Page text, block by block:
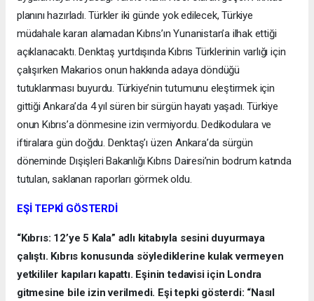
planını hazırladı. Türkler iki günde yok edilecek, Türkiye
müdahale kararı alamadan Kıbrıs’ın Yunanistan’a ilhak ettiği
açıklanacaktı. Denktaş yurtdışında Kıbrıs Türklerinin varlığı için
çalışırken Makarios onun hakkında adaya döndüğü
tutuklanması buyurdu. Türkiye’nin tutumunu eleştirmek için
gittiği Ankara’da 4 yıl süren bir sürgün hayatı yaşadı. Türkiye
onun Kıbrıs’a dönmesine izin vermiyordu. Dedikodulara ve
iftiralara gün doğdu. Denktaş’ı üzen Ankara’da sürgün
döneminde Dışişleri Bakanlığı Kıbrıs Dairesi’nin bodrum katında
tutulan, saklanan raporları görmek oldu.
EŞİ TEPKİ GÖSTERDİ
“Kıbrıs: 12’ye 5 Kala” adlı kitabıyla sesini duyurmaya
çalıştı. Kıbrıs konusunda söylediklerine kulak vermeyen
yetkililer kapıları kapattı. Eşinin tedavisi için Londra
gitmesine bile izin verilmedi. Eşi tepki gösterdi: “Nasıl